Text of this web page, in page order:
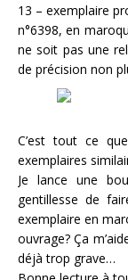
13 – exemplaire
n°6398, en
ne soit pas une
de précision non
C’est tout ce
exemplaires
Je lance une
gentillesse de
exemplaire en
ouvrage? Ça
déjà trop grave…